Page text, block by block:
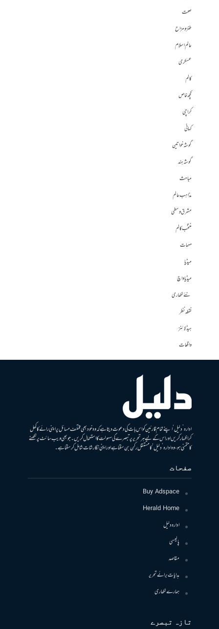
صحت
طنز و مزاح
عالم اسلام
عسکری
کالم
کچھ خاص
کراچی
کہانی
گوشہ خواتین
گوشہ ہند
مباحث
مذاہب عالم
مشرق وسطی
منتخب کالم
مہمات
میڈیا
میڈیا واچ
نئے لکھاری
نقطہ نظر
ہیڈلائنز
واقعات
ادارہ ’دلیل‘ اپنے تمام قارئین کو اس بات کی دعوت دیتا ہے کہ وہ خود بھی مختلف مسائل پر اپنی رائے کا کھل
کر اظہار کریں اور اس کے لیے ہر تحریر پر تبصرے کی سہولت کا استعمال کریں۔ جو بھی ویب سائٹ پر لکھنے
کا متمنی ہو، وہ ادارہ ’دلیل‘ کا مستقل رکن بن سکتا ہے اور اپنی نگارشات شامل کرسکتا ہے۔
صفحات
Buy Adspace
Herald Home
ادارہ دلیل
پالیسی
مقاصد
ہدایات برائے تحریر
ہمارے لکھاری
تازہ تبصرے